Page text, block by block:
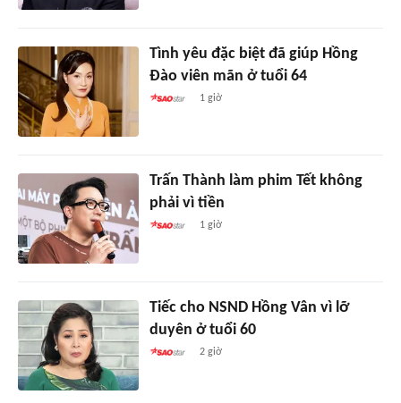
Tình yêu đặc biệt đã giúp Hồng
Đào viên mãn ở tuổi 64
1 giờ
Trấn Thành làm phim Tết không
phải vì tiền
1 giờ
Tiếc cho NSND Hồng Vân vì lỡ
duyên ở tuổi 60
2 giờ